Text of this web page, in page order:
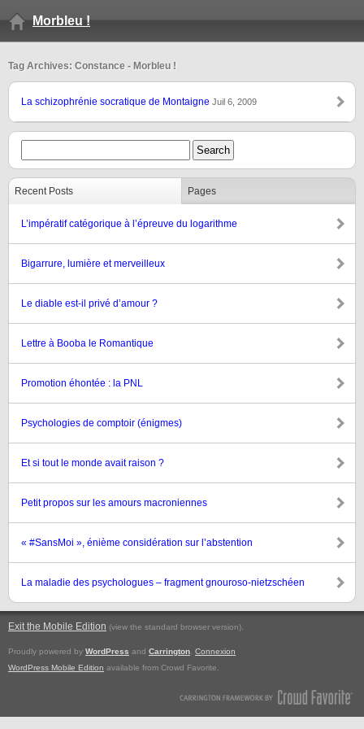
Morbleu !
Tag Archives: Constance - Morbleu !
La schizophrénie socratique de Montaigne Juil 6, 2009
Recent Posts Pages
L’impératif catégorique à l’épreuve du logarithme
Bigarrure, lumière et merveilleux
Le diable est-il privé d’amour ?
Lettre à Booba le Romantique
Promotion éhontée : la PNL
Psychologies de comptoir (énigmes)
Et si tout le monde avait raison ?
Petit propos sur les amours macroniennes
« #SansMoi », énième considération sur l’abstention
La maladie des psychologues – fragment gnouroso-nietzschéen
Exit the Mobile Edition (view the standard browser version).
Proudly powered by WordPress and Carrington Connexion
WordPress Mobile Edition available from Crowd Favorite.